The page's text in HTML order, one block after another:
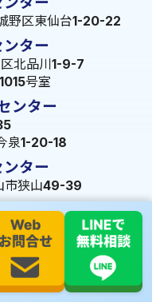
野区東仙台1-20-22
ター
北品川1-9-7
号室
ンター
泉1-20-18
ター
市狭山49-39
ンター
町1288-7
ター
町322-2 102号